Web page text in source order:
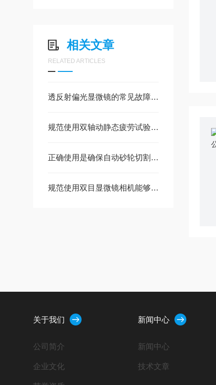
相关文章
RELATED ARTICLES
透反射偏光显微镜的常见故障相应解决方法分享
规范使用双轴动静态疲劳试验机是确保试验精准的前提
正确使用是确保自动砂轮切割机操作安全的关键
规范使用双目显微镜相机能够有效避免因参数设置不当导致的成像质量下降
关于我们
公司简介
企业文化
新闻中心
新闻中心
技术文章